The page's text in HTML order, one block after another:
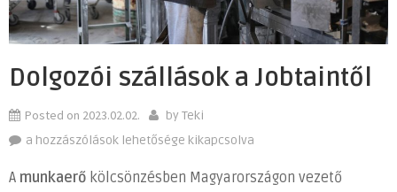
Dolgozói szállások a Jobtaintől
Posted on 2023.02.02. byTeki
Dolgozói
a
a hozzászólások lehetősége kikapcsolva
A munkaerő kölcsönzésben Magyarországon vezető